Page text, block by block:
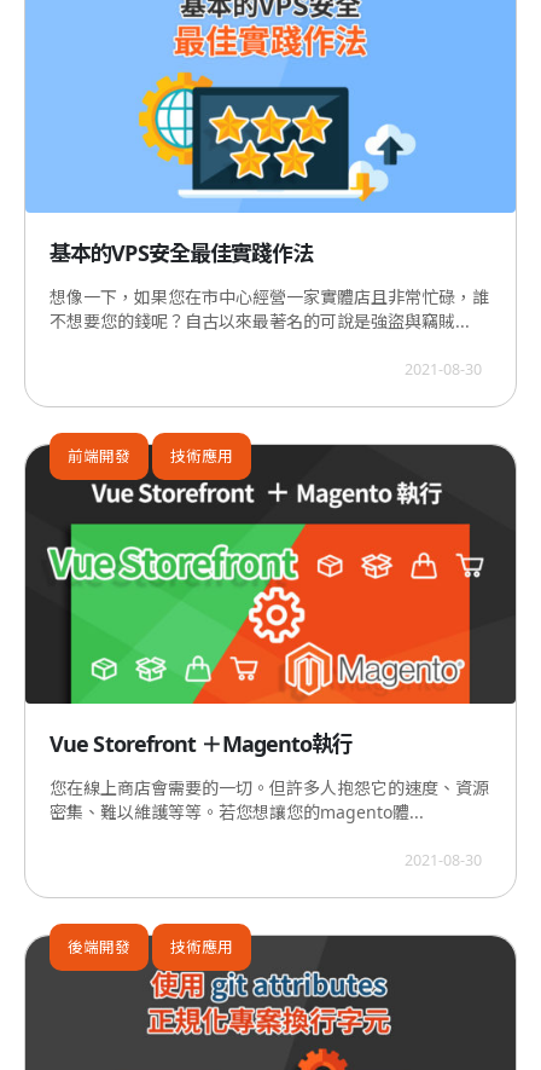
基本的VPS安全最佳實踐作法
想像一下，如果您在市中心經營一家實體店且非常忙碌，誰
不想要您的錢呢？自古以來最著名的可說是強盜與竊賊...
2021-08-30
Vue Storefront ＋Magento執行
您在線上商店會需要的一切。但許多人抱怨它的速度、資源
密集、難以維護等等。若您想讓您的magento體...
2021-08-30
前端開發 技術應用
後端開發 技術應用